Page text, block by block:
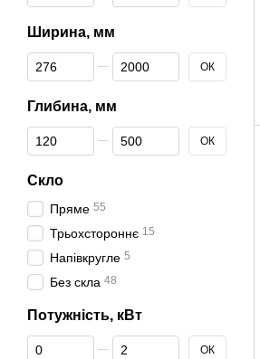
Ширина, мм
Від Ширина, мм
До Ширина, мм ОК
Глибина, мм
Від Глибина, мм
До Глибина, мм ОК
Скло
Пряме 55
Трьохстороннє 15
Напівкругле 5
Без скла 48
Потужність, кВт
Від Потужність, кВт
До Потужність, кВт ОК